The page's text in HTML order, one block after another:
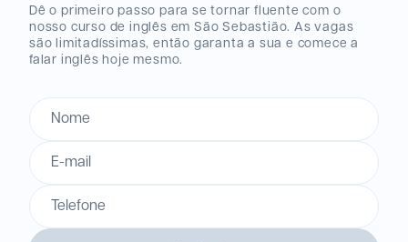
Dê o primeiro passo para se tornar fluente com o
nosso curso de inglês em São Sebastião. As vagas
são limitadíssimas, então garanta a sua e comece a
falar inglês hoje mesmo.
Nome
E-mail
Telefone